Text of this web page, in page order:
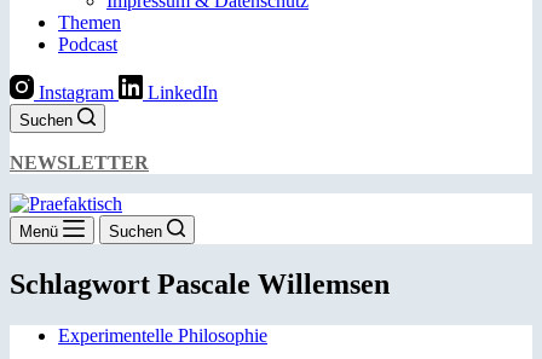
Themen
Podcast
Instagram LinkedIn
Suchen
NEWSLETTER
Menü Suchen
Schlagwort Pascale Willemsen
Experimentelle Philosophie